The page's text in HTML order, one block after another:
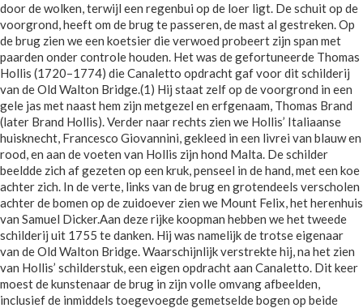
door de wolken, terwijl een regenbui op de loer ligt. De schuit op de
voorgrond, heeft om de brug te passeren, de mast al gestreken. Op
de brug zien we een koetsier die verwoed probeert zijn span met
paarden onder controle houden. Het was de gefortuneerde Thomas
Hollis (1720–1774) die Canaletto opdracht gaf voor dit schilderij
van de Old Walton Bridge.(1) Hij staat zelf op de voorgrond in een
gele jas met naast hem zijn metgezel en erfgenaam, Thomas Brand
(later Brand Hollis). Verder naar rechts zien we Hollis’ Italiaanse
huisknecht, Francesco Giovannini, gekleed in een livrei van blauw en
rood, en aan de voeten van Hollis zijn hond Malta. De schilder
beeldde zich af gezeten op een kruk, penseel in de hand, met een koe
achter zich. In de verte, links van de brug en grotendeels verscholen
achter de bomen op de zuidoever zien we Mount Felix, het herenhuis
van Samuel Dicker.Aan deze rijke koopman hebben we het tweede
schilderij uit 1755 te danken. Hij was namelijk de trotse eigenaar
van de Old Walton Bridge. Waarschijnlijk verstrekte hij, na het zien
van Hollis’ schilderstuk, een eigen opdracht aan Canaletto. Dit keer
moest de kunstenaar de brug in zijn volle omvang afbeelden,
inclusief de inmiddels toegevoegde gemetselde bogen op beide